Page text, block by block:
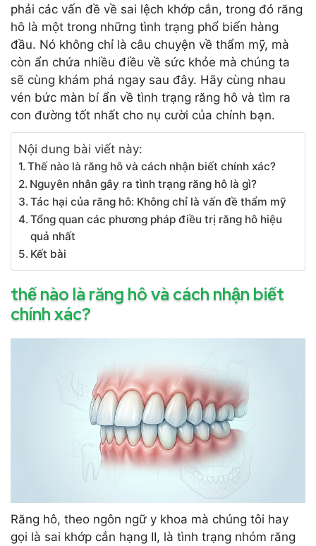
phải các vấn đề về sai lệch khớp cắn, trong đó răng
hô là một trong những tình trạng phổ biến hàng
đầu. Nó không chỉ là câu chuyện về thẩm mỹ, mà
còn ẩn chứa nhiều điều về sức khỏe mà chúng ta
sẽ cùng khám phá ngay sau đây. Hãy cùng nhau
vén bức màn bí ẩn về tình trạng răng hô và tìm ra
con đường tốt nhất cho nụ cười của chính bạn.
Nội dung bài viết này:
Thế nào là răng hô và cách nhận biết chính xác?
Nguyên nhân gây ra tình trạng răng hô là gì?
Tác hại của răng hô: Không chỉ là vấn đề thẩm mỹ
Tổng quan các phương pháp điều trị răng hô hiệu
quả nhất
Kết bài
thế nào là răng hô và cách nhận biết
chính xác?
Răng hô, theo ngôn ngữ y khoa mà chúng tôi hay
gọi là sai khớp cắn hạng II, là tình trạng nhóm răng